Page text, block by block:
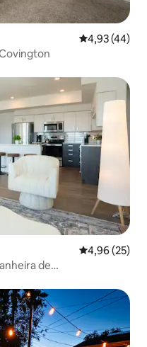
4,93 de uma
4,93 (44)
4,96 de uma
4,96 (25)
de
hóspedes